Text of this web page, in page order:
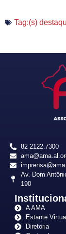
Tag:(s)
82 2122.7300
Av. Dom
190
A AMA
Estante Virtual
Diretoria